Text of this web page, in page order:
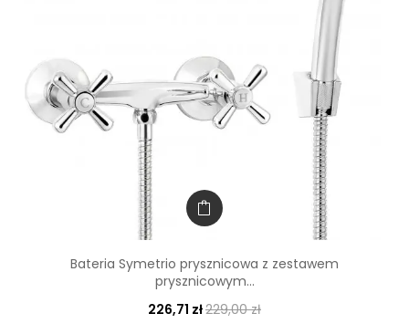
Bateria Symetrio prysznicowa z zestawem
prysznicowym...
226,71 zł229,00 zł